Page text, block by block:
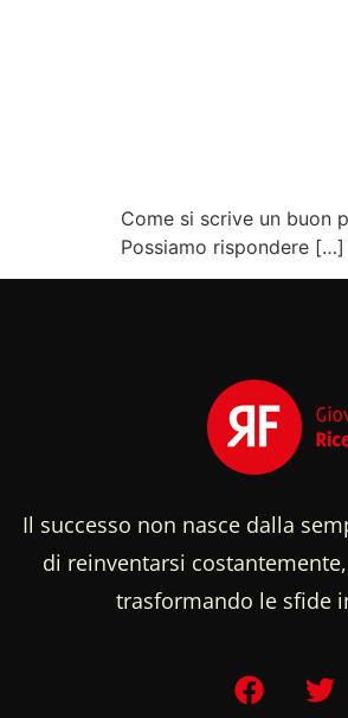
Come si scrive un buon
Possiamo rispondere […]
Il successo non nasce dalla
di reinventarsi
trasformando le sfide